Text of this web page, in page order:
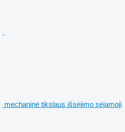
mechaninė tikslaus išsėjimo sėjamoji